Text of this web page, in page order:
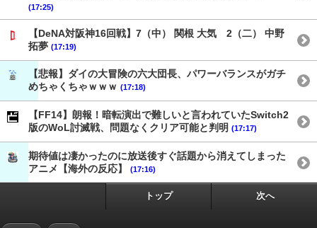
(17:25)
【DeNA対阪神16回戦】7（中） 関根 大気 2（二） 中野
拓夢 (17:19)
【悲報】ダイの大冒険の六大団長、パワーバランスがガチ
めちゃくちゃｗｗｗ (17:18)
【FF14】朗報！暗転演出で難しいと言われていたSwitch2
版のWoL討滅戦、問題なくクリア可能と判明 (17:17)
期待値は凄かったのに放送後すぐ話題から消えてしまった
アニメ【海外の反応】
(17:16)
トップ 次へ